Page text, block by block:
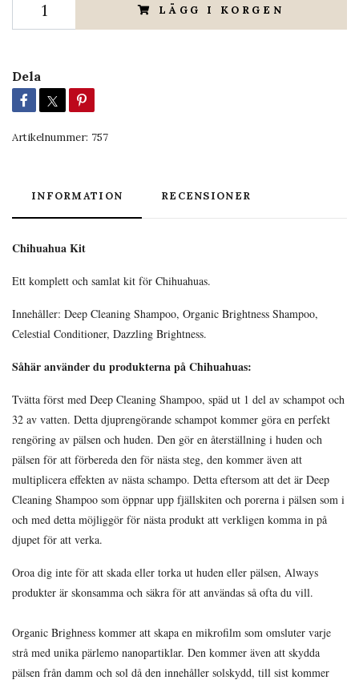
LÄGG I KORGEN
Dela
Artikelnummer: 757
INFORMATION RECENSIONER
Chihuahua Kit
Ett komplett och samlat kit för Chihuahuas.
Innehåller: Deep Cleaning Shampoo, Organic Brightness Shampoo,
Celestial Conditioner, Dazzling Brightness.
Såhär använder du produkterna på Chihuahuas:
Tvätta först med Deep Cleaning Shampoo, späd ut 1 del av schampot och
32 av vatten. Detta djuprengörande schampot kommer göra en perfekt
rengöring av pälsen och huden. Den gör en återställning i huden och
pälsen för att förbereda den för nästa steg, den kommer även att
multiplicera effekten av nästa schampo. Detta eftersom att det är Deep
Cleaning Shampoo som öppnar upp fjällskiten och porerna i pälsen som i
och med detta möjliggör för nästa produkt att verkligen komma in på
djupet för att verka.
Oroa dig inte för att skada eller torka ut huden eller pälsen, Always
produkter är skonsamma och säkra för att användas så ofta du vill.
Organic Brighness kommer att skapa en mikrofilm som omsluter varje
strå med unika pärlemo nanopartiklar. Den kommer även att skydda
pälsen från damm och sol då den innehåller solskydd, till sist kommer